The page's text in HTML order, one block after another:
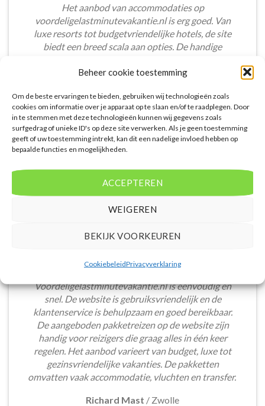
Beheer cookie toestemming
Om de beste ervaringen te bieden, gebruiken wij technologieën zoals
cookies om informatie over je apparaat op te slaan en/of te raadplegen. Door
in te stemmen met deze technologieën kunnen wij gegevens zoals
surfgedrag of unieke ID's op deze site verwerken. Als je geen toestemming
geeft of uw toestemming intrekt, kan dit een nadelige invloed hebben op
bepaalde functies en mogelijkheden.
ACCEPTEREN
WEIGEREN
BEKIJK VOORKEUREN
CookiebeleidPrivacyverklaring
Het aanbod van accommodaties op
voordeligelastminutevakantie.nl is erg goed. Van
luxe resorts tot budgetvriendelijke hotels, de site
biedt een breed scala aan opties. De handige
accommodaties te vinden die aansluiten bij mijn
Tim Beukers /Tilburg
Voordeligelastminutevakantie.nl is eenvoudig en
snel. De website is gebruiksvriendelijk en de
klantenservice is behulpzaam en goed bereikbaar.
De aangeboden pakketreizen op de website zijn
handig voor reizigers die graag alles in één keer
regelen. Het aanbod varieert van budget, luxe tot
gezinsvriendelijke vakanties. De pakketten
omvatten vaak accommodatie, vluchten en transfer.
Richard Mast / Zwolle